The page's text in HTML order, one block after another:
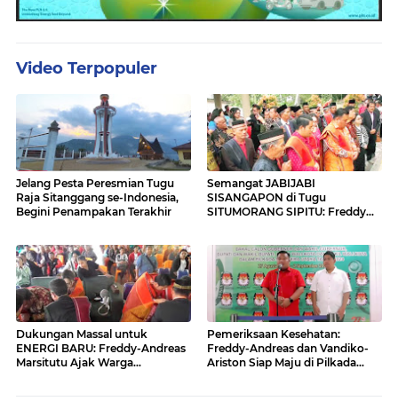
Video Terpopuler
Jelang Pesta Peresmian Tugu
Raja Sitanggang se-Indonesia,
Begini Penampakan Terakhir
Semangat JABIJABI
SISANGAPON di Tugu
SITUMORANG SIPITU: Freddy
Dukungan Massal untuk
ENERGI BARU: Freddy-Andreas
Marsitutu Ajak Warga
Pemeriksaan Kesehatan:
Freddy-Andreas dan Vandiko-
Ariston Siap Maju di Pilkada